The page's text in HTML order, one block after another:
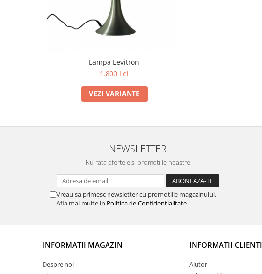
Lampa Levitron
1.800 Lei
VEZI VARIANTE
NEWSLETTER
Nu rata ofertele si promotiile noastre
Vreau sa primesc newsletter cu promotiile magazinului.
Afla mai multe in Politica de Confidentialitate
INFORMATII MAGAZIN
Despre noi
INFORMATII CLIENTI
Ajutor